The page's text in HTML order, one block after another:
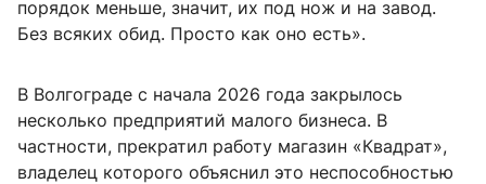
порядок меньше, значит, их под нож и на завод.
Без всяких обид. Просто как оно есть».
В Волгограде с начала 2026 года закрылось
несколько предприятий малого бизнеса. В
частности, прекратил работу магазин «Квадрат»,
владелец которого объяснил это неспособностью